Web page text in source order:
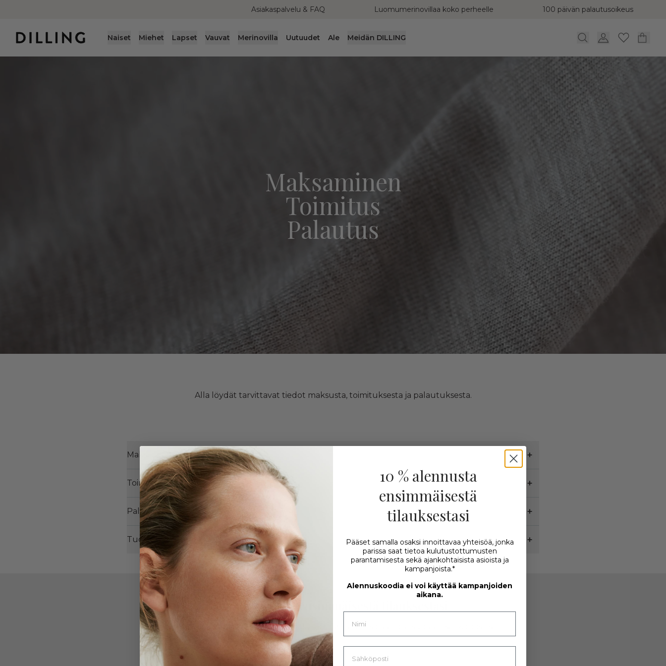
Asiakaspalvelu & FAQ Luomumerinovillaa koko perheelle 100 päivän palautusoikeus
Naiset Miehet Lapset Vauvat Merinovilla Uutuudet Ale Meidän DILLING
Maksaminen
Toimitus
Palautus
Alla löydät tarvittavat tiedot maksusta, toimituksesta ja palautuksesta.
Maksaminen
Toimitus
Palautusoikeus
Tuotteiden vaihtaminen
10 % alennusta ensimmäisestä tilauksestasi
Kun tilaat uutiskirjeemme. Samalla saat tietoa ja inspiraatiota suoraan sähköpostiisi.
10 % alennusta
ensimmäisestä
tilauksestasi
Pääset samalla osaksi innoittavaa yhteisöä, jonka
parissa saat tietoa kulutustottumusten
parantamisesta sekä ajankohtaisista asioista ja
kampanjoista.*
Alennuskoodia ei voi käyttää kampanjoiden
aikana.